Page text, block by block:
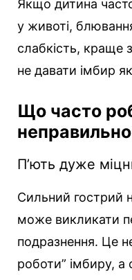
Якщо дитина
у животі,
слабкість, краще
не давати імбир
Що часто
неправильно
П’ють дуже
Сильний гострий
може викликати
подразнення. Це
роботи” імбиру, а